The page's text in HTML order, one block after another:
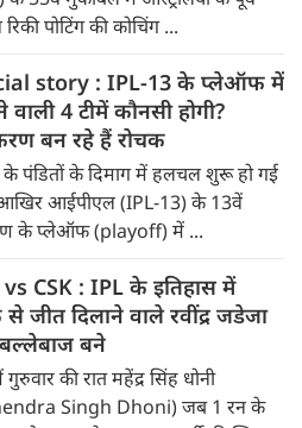
पोटिंग की कोचिंग ...
story : IPL-13 के प्लेऑफ में
4 टीमें कौनसी होगी?
बन रहे हैं रोचक
के पंडितों के दिमाग में हलचल शुरू हो गई
आईपीएल (IPL-13) के 13वें
के प्लेऑफ (playoff) में ...
vs CSK : IPL के इतिहास में
जीत दिलाने वाले रवींद्र जडेजा
बने
की रात महेंद्र सिंह धोनी
Singh Dhoni) जब 1 रन के